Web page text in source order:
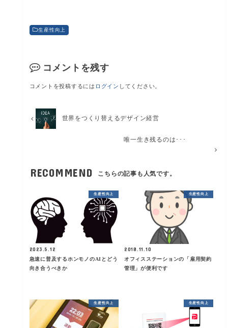
生産性向上
コメントを残す
コメントを投稿するには ログイン してください。
世界をつくり替えるデザイン経営
唯一生き残るのは･･･
RECOMMEND こちらの記事も人気です。
生産性向上
2023.5.12
急速に普及するホンモノのAIとどう
向き合うべきか
生産性向上
2018.11.10
オフィスステーションの「雇用契約
管理」が便利です
生産性向上 生産性向上